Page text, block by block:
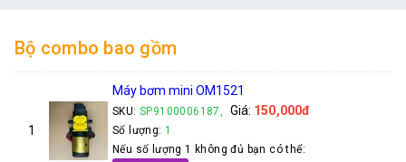
Bộ combo bao gồm
1
Máy bơm mini OM1521
SKU: SP9100006187, Giá: 150,000đ
Số lượng: 1
Nếu số lượng 1 không đủ bạn có thể: